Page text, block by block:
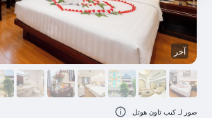
آخر
صور لـ كيب تاون هوتل